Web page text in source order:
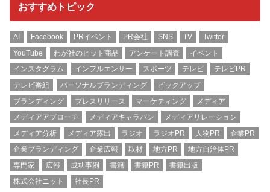
おすすめトピック
AI Facebook PRイベント PR会社 SNS TV
Twitter
YouTube
わが社のヒット商品 アンケート調査
イベント
インスタグラム
インフルエンサー スポーツ テレビ
テレビPR
テレビ番組
パーソナルブランディング
ピックアップ
ブランディング
プレスリリース マーケティング
メディア
メディアアプローチ
メディアキャラバン
メディアリレーション
メディア分析
メディア露出 ラジオ ラジオPR 人物PR
企業PR
企業ブランディング
企業広報 取材 地方PR
地方自治体PR
専門家
広報 成功事例 書籍 書籍PR
書籍出版
株式会社ニット
社長PR